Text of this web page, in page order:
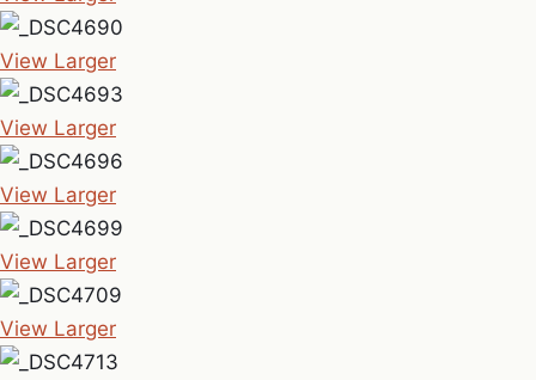
View Larger
View Larger
View Larger
View Larger
View Larger